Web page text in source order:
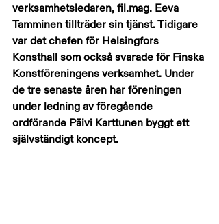
verksamhetsledaren, fil.mag. Eeva
Tamminen tillträder sin tjänst. Tidigare
var det chefen för Helsingfors
Konsthall som också svarade för Finska
Konstföreningens verksamhet. Under
de tre senaste åren har föreningen
under ledning av föregående
ordförande Päivi Karttunen byggt ett
självständigt koncept.